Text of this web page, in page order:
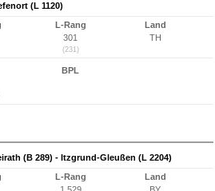
(L 1120)
L-Rang
301
(231)
Land
TH
BPL
(B 289) - Itzgrund-Gleußen (L 2204)
L-Rang
Land